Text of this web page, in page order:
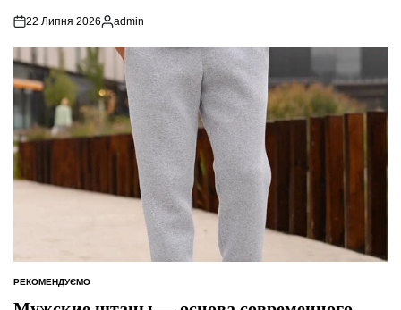
22 Липня 2026
Опубліковано
admin
ОПУБЛІКУВАТИ
РЕКОМЕНДУЄМО